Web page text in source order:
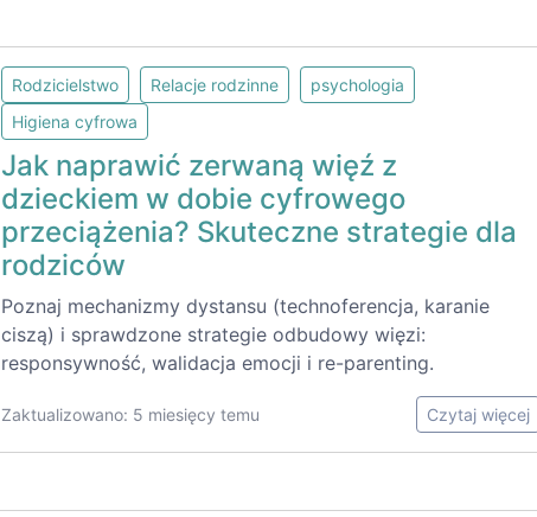
Rodzicielstwo Relacje rodzinne
psychologia
Higiena cyfrowa
Jak naprawić zerwaną więź z
dzieckiem w dobie cyfrowego
przeciążenia? Skuteczne strategie dla
rodziców
Poznaj mechanizmy dystansu (technoferencja, karanie
ciszą) i sprawdzone strategie odbudowy więzi:
responsywność, walidacja emocji i re-parenting.
Zaktualizowano: 5 miesięcy temu Czytaj więcej